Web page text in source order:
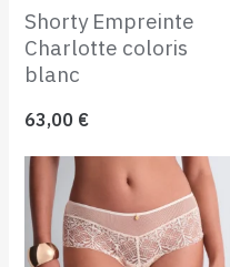
Shorty Empreinte
Charlotte coloris
blanc
63,00 €